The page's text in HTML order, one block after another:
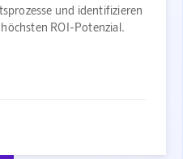
und identifizieren
ROI-Potenzial.